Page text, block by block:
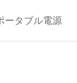
ータブル電源